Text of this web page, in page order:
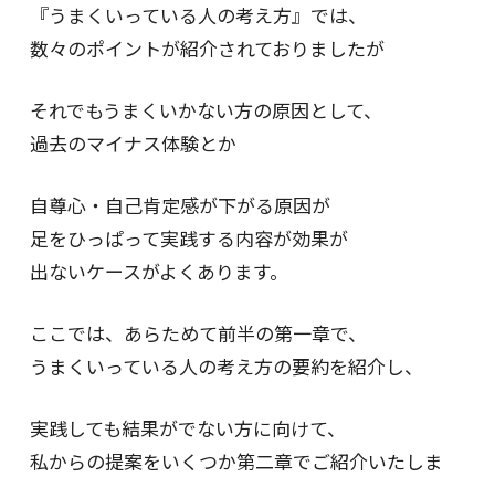
『うまくいっている人の考え方』では、
数々のポイントが紹介されておりましたが
それでもうまくいかない方の原因として、
過去のマイナス体験とか
自尊心・自己肯定感が下がる原因が
足をひっぱって実践する内容が効果が
出ないケースがよくあります。
ここでは、あらためて前半の第一章で、
うまくいっている人の考え方の要約を紹介し、
実践しても結果がでない方に向けて、
私からの提案をいくつか第二章でご紹介いたしま